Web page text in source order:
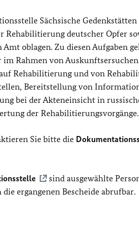
Sächsische
Rehabilitierung deutscher Opfer
oblagen. Zu diesen Aufgaben
Rahmen von
Rehabilitierung und von
Bereitstellung von
bei der Akteneinsicht in
der Rehabilitierungsvorgänge.
Sie bitte die
sind ausgewählte
ergangenen Bescheide abrufbar.